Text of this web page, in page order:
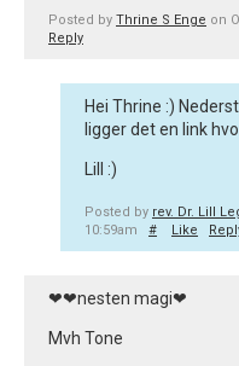
Posted by Thrine S Enge on
Reply
Hei Thrine :)
ligger det en link
Lill :)
Posted by rev. Dr. Lill
10:59am
# Like
❤❤nesten magi❤
Mvh Tone